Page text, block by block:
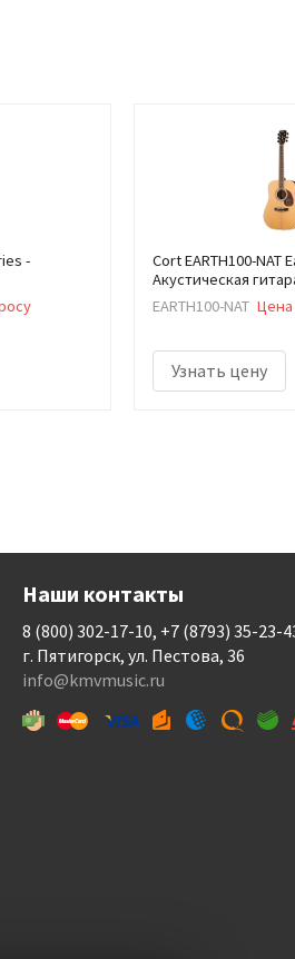
-
Cort EARTH100-NAT
Акустическая
EARTH100-NAT Цена
Узнать цену
Наши контакты
8 (800) 302-17-10, +7 (8793) 35-23-
г. Пятигорск, ул. Пестова, 36
info@kmvmusic.ru